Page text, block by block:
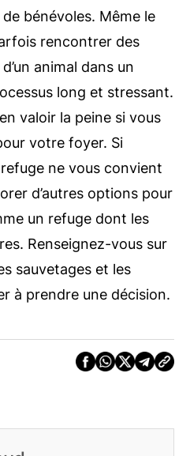
bénévoles. Même le
rencontrer des
animal dans un
long et stressant.
valoir la peine si vous
votre foyer. Si
refuge ne vous convient
d’autres options pour
un refuge dont les
Renseignez-vous sur
sauvetages et les
à prendre une décision.